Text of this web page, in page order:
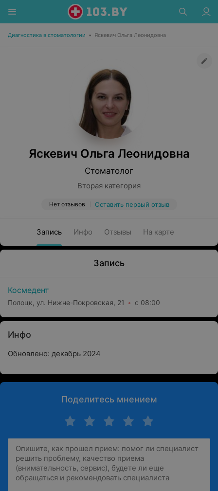
Диагностика в стоматологии • Яскевич Ольга Леонидовна
Яскевич Ольга Леонидовна
Стоматолог
Вторая категория
Нет отзывов Оставить первый отзыв
Запись Инфо Отзывы На карте
Запись
Космедент
Полоцк, ул. Нижне-Покровская, 21 с 08:00
Инфо
Обновлено: декабрь 2024
Поделитесь мнением